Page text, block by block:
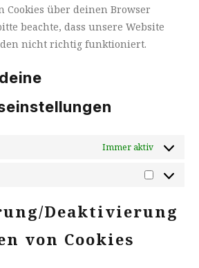
Cookies über deinen Browser
beachte, dass unsere Website
nicht richtig funktioniert.
Immer aktiv
Deaktivierung
von Cookies